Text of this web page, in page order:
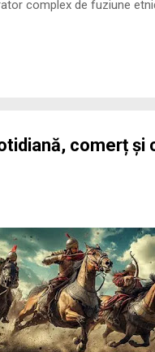
complex de fuziune
comerț și